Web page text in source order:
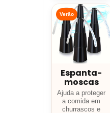
Verão
Espanta-
moscas
Ajuda a proteger
a comida em
churrascos e